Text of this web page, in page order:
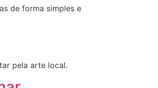
de forma simples e
pela arte local.